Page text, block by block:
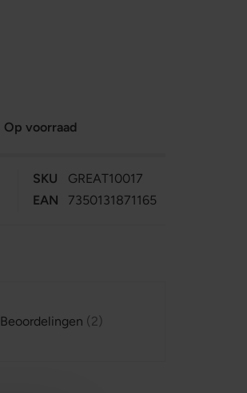
Op voorraad
SKU
GREAT10017
EAN
7350131871165
Beoordelingen 2